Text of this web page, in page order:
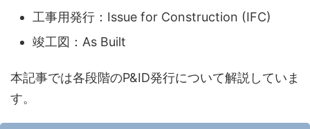
工事用発行：Issue for Construction (IFC)
竣工図：As Built
本記事では各段階のP&ID発行について解説していま
す。